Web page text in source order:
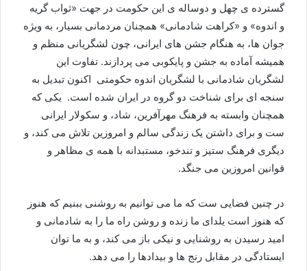
گسترده ی چهل و دوساله ی این حکومت در جهت «ثواب گریه
و اندوه» و «کراهت شادمانی» همچنان مردمانی بسیار، به ويژه
جوان ها، به هنگام جشن های ایرانی، چون لشگریانی منظم و
همیشه آماده به جشن و پایکوبی می پردازند. تفاوت این
لشگریان شادمانی با لشگریان اندوه حکومتی اکنون تبدیل به
سنجه ای برای شناخت دو گروه در ایران شده است. یکی که
همچنان وابسته به فرهنگ مهرآفرین، شاد، و سکولار ایرانی
ست و برای داشتن یک زندگی سالم و امروزین تلاش می کند، و
دیگری فرهنگ ستیز و تندخو، مستبدانه با همه ی مظاهر و
قوانین امروزین می جنگد.
در چنین فضایی ست که ما می توانیم به روشنی ببنیم که هنوز
که هنوز است یلدای ما زنده و روشن راه ما را به شادمانی و
امید رسیدن به روشنایی و نیکی باز می کند، و به ما توان
ایستادگی در مقابل رنج ها و بیدادها را می دهد.